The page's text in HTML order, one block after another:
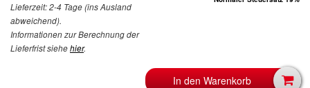
Lieferzeit: 2-4 Tage (ins Ausland
abweichend).
Informationen zur Berechnung der
Lieferfrist siehehier.
In den Warenkorb